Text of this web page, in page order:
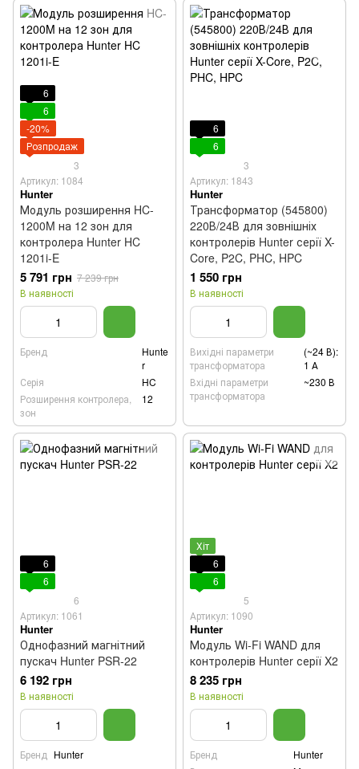
6
6
-20%
Розпродаж
3
Артикул: 1084
Hunter
Модуль розширення HC-
1200M на 12 зон для
контролера Hunter HC
1201i-E
5 791 грн 7 239 грн
В наявності
Бренд
Hunte
r
Серія
HC
Розширення контролера,
зон
12
6
6
3
Артикул: 1843
Hunter
Трансформатор (545800)
220В/24В для зовнішніх
контролерів Hunter серії X-
Core, P2C, PHC, HPC
1 550 грн
В наявності
Вихідні параметри
трансформатора
(~24 В):
1 А
Вхідні параметри
трансформатора
~230 В
6
6
6
Артикул: 1061
Hunter
Однофазний магнітний
пускач Hunter PSR-22
6 192 грн
В наявності
Бренд Hunter
Хіт
6
6
5
Артикул: 1090
Hunter
Модуль Wi-Fi WAND для
контролерів Hunter серії X2
8 235 грн
В наявності
Бренд
Hunter